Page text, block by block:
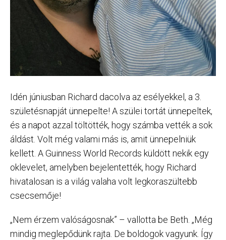
Idén júniusban Richard dacolva az esélyekkel, a 3.
születésnapját ünnepelte! A szülei tortát ünnepeltek,
és a napot azzal töltötték, hogy számba vették a sok
áldást. Volt még valami más is, amit ünnepelniük
kellett. A Guinness World Records küldött nekik egy
oklevelet, amelyben bejelentették, hogy Richard
hivatalosan is a világ valaha volt legkoraszültebb
csecsemője!
„Nem érzem valóságosnak” – vallotta be Beth. „Még
mindig meglepődünk rajta. De boldogok vagyunk. Így